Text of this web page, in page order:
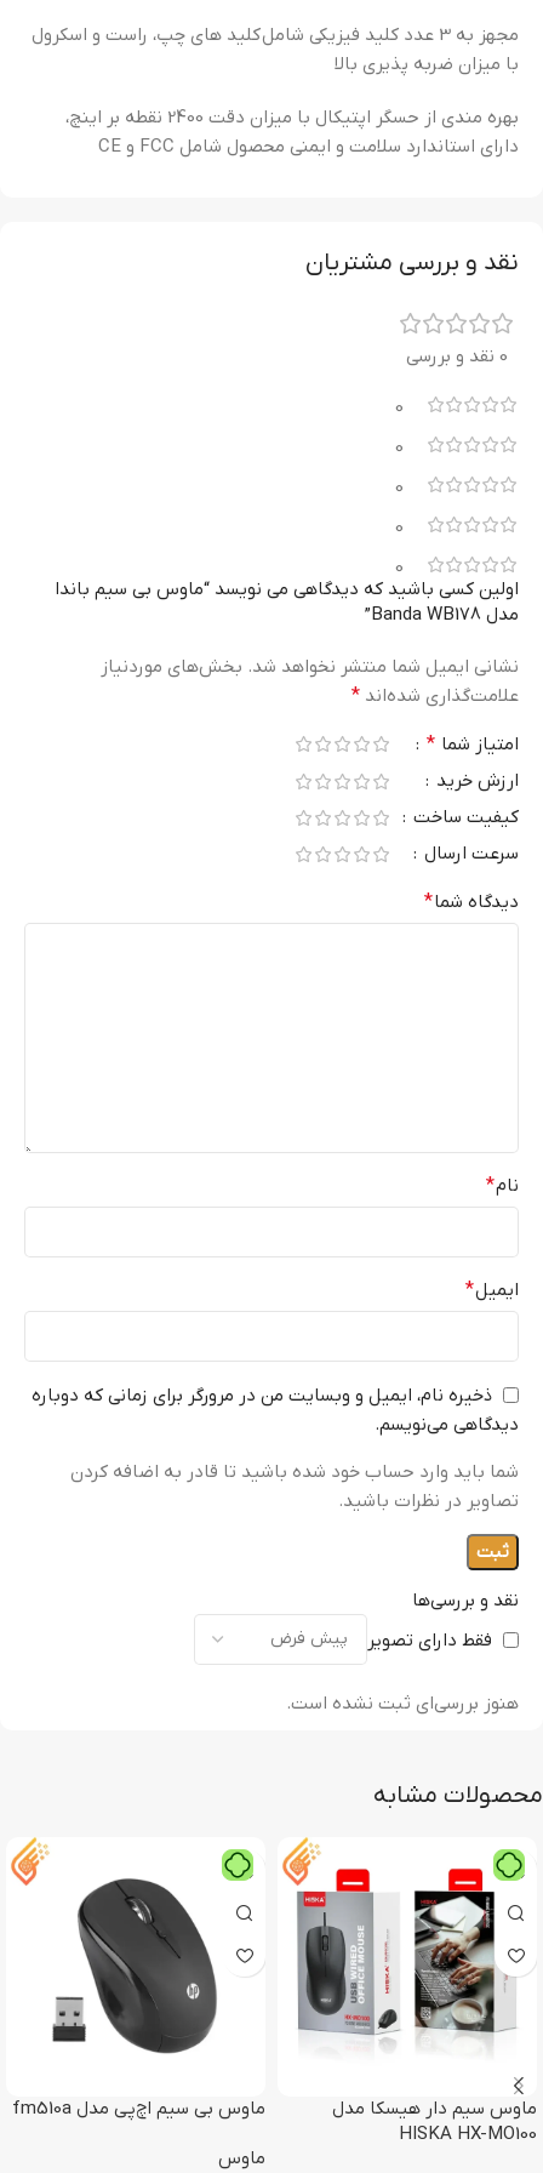
مجهز به 3 عدد کلید فیزیکی شامل کلید های چپ، راست و اسکرول
با میزان ضربه پذیری بالا
بهره مندی از حسگر اپتیکال با میزان دقت 2400 نقطه بر اینچ،
دارای استاندارد سلامت و ایمنی محصول شامل FCC و CE
نقد و بررسی مشتریان
0 نقد و بررسی
0
0
0
0
0
نقد و بررسی‌ها
فقط دارای تصویر
هنوز بررسی‌ای ثبت نشده است.
اولین کسی باشید که دیدگاهی می نویسد “ماوس بی سیم باندا
مدل Banda WB178”
نشانی ایمیل شما منتشر نخواهد شد. بخش‌های موردنیاز
علامت‌گذاری شده‌اند *
امتیاز شما *
ارزش خرید
کیفیت ساخت
سرعت ارسال
دیدگاه شما*
نام*
ایمیل*
ذخیره نام، ایمیل و وبسایت من در مرورگر برای زمانی که دوباره
دیدگاهی می‌نویسم.
شما باید وارد حساب خود شده باشید تا قادر به اضافه کردن
تصاویر در نظرات باشید.
محصولات مشابه
ماوس سیم دار هیسکا مدل
HISKA HX-MO100
ماوس بی سیم اچ‌پی مدل fm510a
ماوس